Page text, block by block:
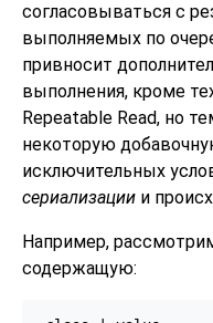
согласовываться с
выполняемых по
привносит
выполнения, кроме
Repeatable Read, но
некоторую
исключительных
сериализации и
Например,
содержащую: